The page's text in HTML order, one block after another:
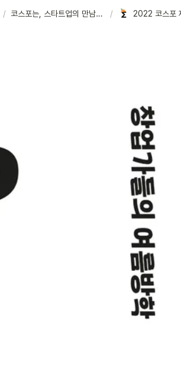
/ 코스포는, 스타트업의 만남의 장을 열어요! /